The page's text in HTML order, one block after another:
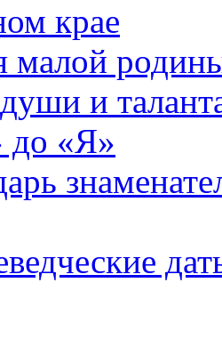
крае
малой
и
до «Я»